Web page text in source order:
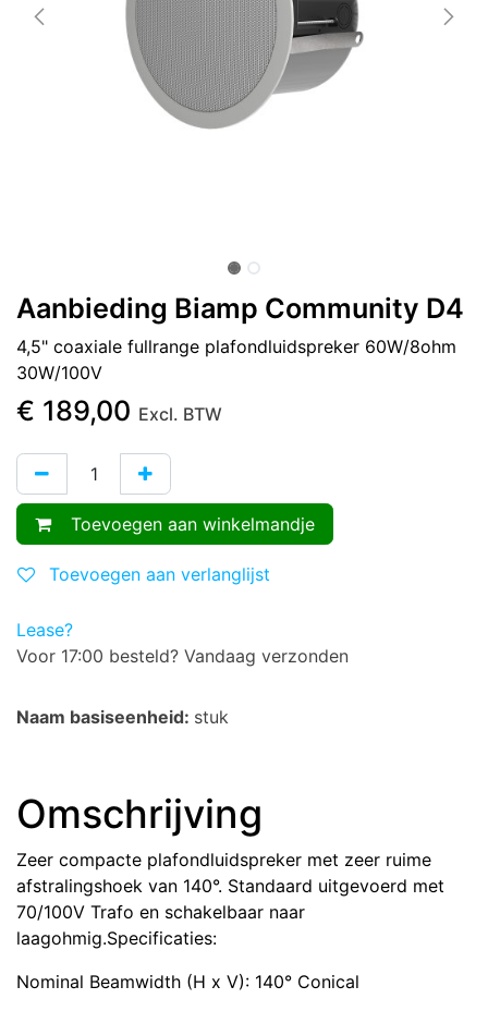
Aanbieding Biamp Community D4
4,5" coaxiale fullrange plafondluidspreker 60W/8ohm
30W/100V
€ 189,00 Excl. BTW
Toevoegen aan winkelmandje
Toevoegen aan verlanglijst
Lease?
Voor 17:00 besteld? Vandaag verzonden
Naam basiseenheid: stuk
Omschrijving
Zeer compacte plafondluidspreker met zeer ruime
afstralingshoek van 140°. Standaard uitgevoerd met
70/100V Trafo en schakelbaar naar
laagohmig.Specificaties:
Nominal Beamwidth (H x V): 140° Conical